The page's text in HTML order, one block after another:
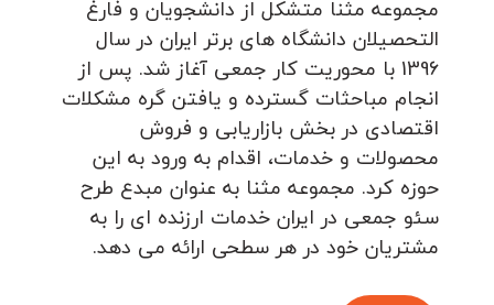
مجموعه مثنا متشکل از دانشجویان و فارغ
التحصیلان دانشگاه های برتر ایران در سال
1396 با محوریت کار جمعی آغاز شد. پس از
انجام مباحثات گسترده و یافتن گره مشکلات
اقتصادی در بخش بازاریابی و فروش
محصولات و خدمات، اقدام به ورود به این
حوزه کرد. مجموعه مثنا به عنوان مبدع طرح
سئو جمعی در ایران خدمات ارزنده ای را به
مشتریان خود در هر سطحی ارائه می دهد.